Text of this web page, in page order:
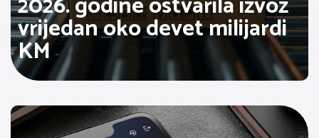
vrijedan oko devet milijardi
KM